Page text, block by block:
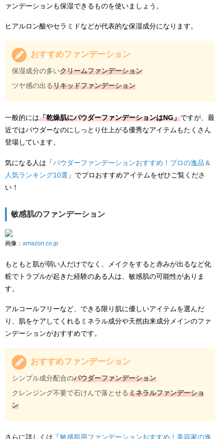
ァンデーションも保湿できるものを使いましょう。
ヒアルロン酸やセラミドなどが代表的な保湿成分になります。
おすすめファンデーション
保湿成分の多いクリームファンデーション
ツヤ感の出るリキッドファンデーション
一般的には「乾燥肌にパウダーファンデーションはNG」ですが、最
近ではパウダーなのにしっとり仕上がる優秀なアイテムもたくさん
登場しています。
気になる人は「パウダーファンデーションおすすめ！プロの逸品＆
人気ランキング10選 」でプロおすすめアイテムをぜひご覧くださ
い！
敏感肌のファンデーション
画像： amazon.co.jp
もともと肌が弱い人だけでなく、メイクをすると赤みが出るなど化
粧でトラブルが起きた経験のある人は、敏感肌の可能性がありま
す。
アルコールフリーなど、できる限り肌に優しいアイテムを選んだ
り、肌をケアしてくれるミネラル成分や天然由来成分メインのファ
ンデーションがおすすめです。
おすすめファンデーション
シンプル成分配合のパウダーファンデーション
クレンジング不要で石けんで落とせるミネラルファンデーショ
ン
さらに詳しくは「敏感肌用ファンデーションおすすめ！美容家の逸